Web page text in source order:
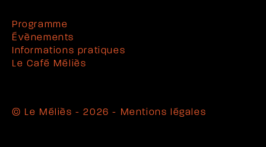
Programme
Évènements
Informations pratiques
Le Café Méliès
© Le Méliès - 2026 - Mentions légales